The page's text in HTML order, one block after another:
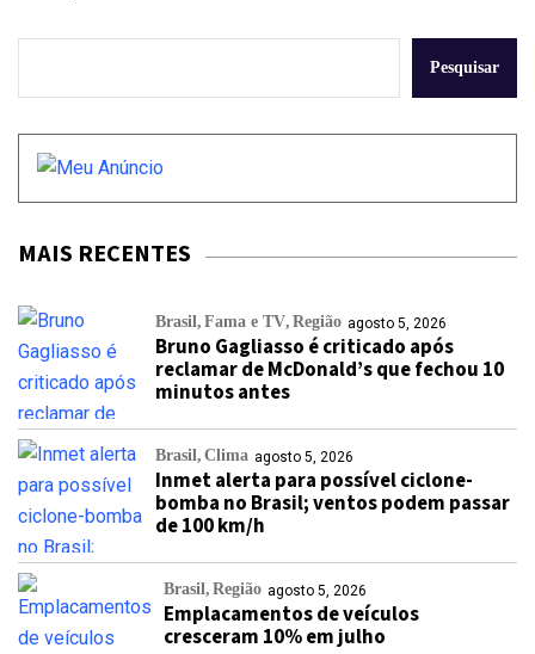
Pesquisar
MAIS RECENTES
Brasil Fama e TV Região agosto 5, 2026
Bruno Gagliasso é criticado após
reclamar de McDonald’s que fechou 10
minutos antes
Brasil Clima agosto 5, 2026
Inmet alerta para possível ciclone-
bomba no Brasil; ventos podem passar
de 100 km/h
Brasil Região agosto 5, 2026
Emplacamentos de veículos
cresceram 10% em julho